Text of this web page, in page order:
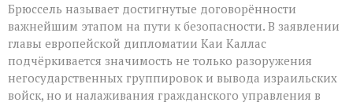
Брюссель называет достигнутые договорённости
важнейшим этапом на пути к безопасности. В заявлении
главы европейской дипломатии Каи Каллас
подчёркивается значимость не только разоружения
негосударственных группировок и вывода израильских
войск, но и налаживания гражданского управления в